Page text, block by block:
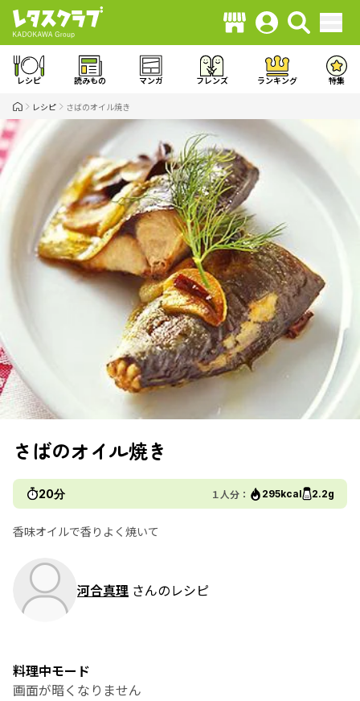
レシピ 読みもの マンガ フレンズ ランキング 特集
レシピ さばのオイル焼き
さばのオイル焼き
20分 １人分： 295kcal 2.2g
香味オイルで香りよく焼いて
河合真理 さんのレシピ
料理中モード
画面が暗くなりません